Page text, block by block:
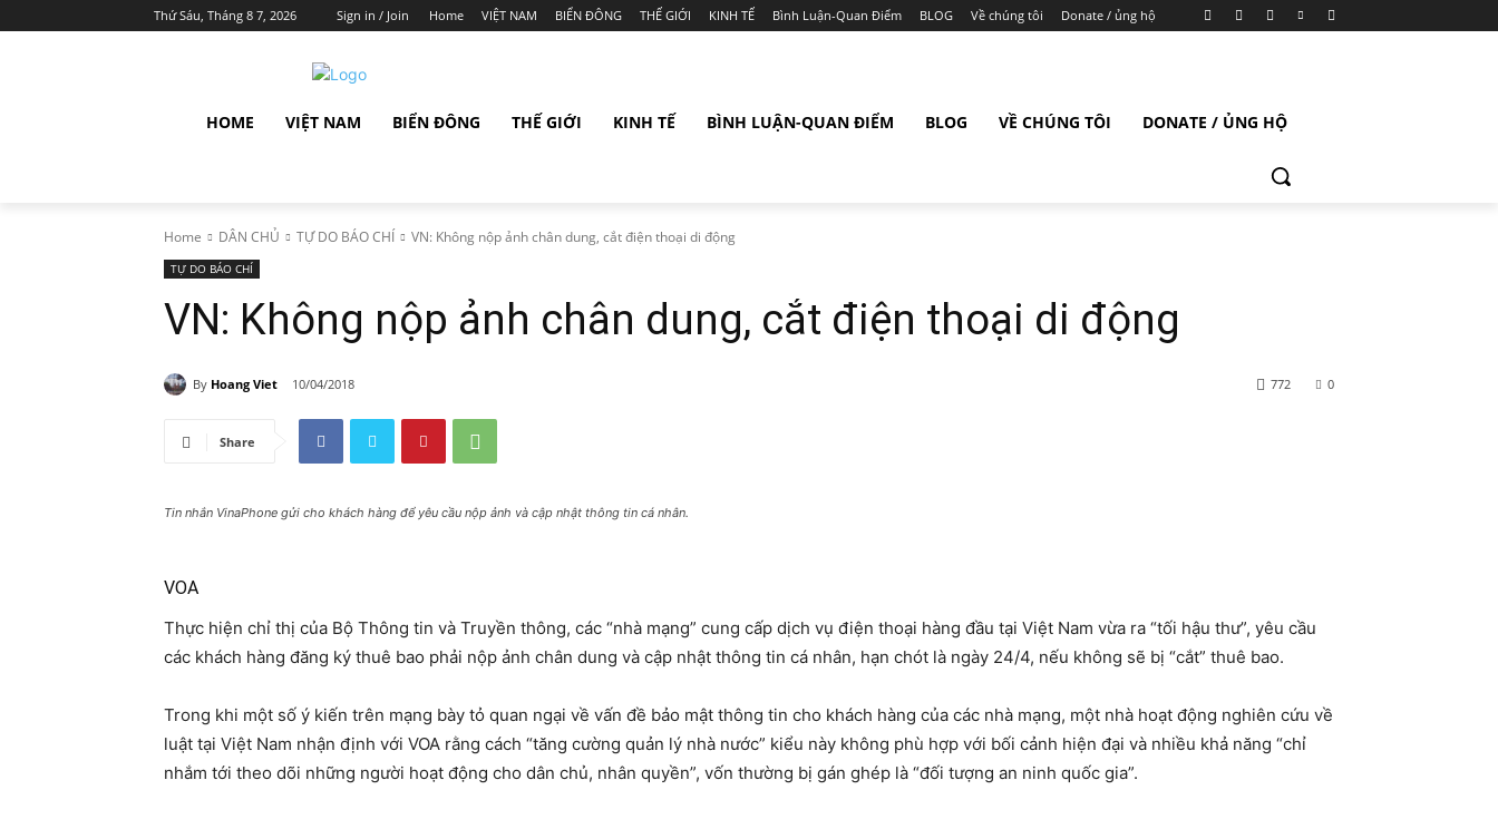
Thứ Sáu, Tháng 8 7, 2026 Sign in / Join Home VIỆT NAM BIỂN ĐÔNG THẾ GIỚI KINH TẾ Bình Luận-Quan Điểm BLOG Về chúng tôi Donate / ủng hộ
HOME VIỆT NAM BIỂN ĐÔNG THẾ GIỚI KINH TẾ BÌNH LUẬN-QUAN ĐIỂM BLOG VỀ CHÚNG TÔI DONATE / ỦNG HỘ
Home DÂN CHỦ TỰ DO BÁO CHÍ VN: Không nộp ảnh chân dung, cắt điện thoại di động
TỰ DO BÁO CHÍ
VN: Không nộp ảnh chân dung, cắt điện thoại di động
By Hoang Viet 10/04/2018 0
772
Share
Tin nhắn VinaPhone gửi cho khách hàng để yêu cầu nộp ảnh và cập nhật thông tin cá nhân.
VOA
Thực hiện chỉ thị của Bộ Thông tin và Truyền thông, các “nhà mạng” cung cấp dịch vụ điện thoại hàng đầu tại Việt Nam vừa ra “tối hậu thư”, yêu cầu
các khách hàng đăng ký thuê bao phải nộp ảnh chân dung và cập nhật thông tin cá nhân, hạn chót là ngày 24/4, nếu không sẽ bị “cắt” thuê bao.
Trong khi một số ý kiến trên mạng bày tỏ quan ngại về vấn đề bảo mật thông tin cho khách hàng của các nhà mạng, một nhà hoạt động nghiên cứu về
luật tại Việt Nam nhận định với VOA rằng cách “tăng cường quản lý nhà nước” kiểu này không phù hợp với bối cảnh hiện đại và nhiều khả năng “chỉ
nhắm tới theo dõi những người hoạt động cho dân chủ, nhân quyền”, vốn thường bị gán ghép là “đối tượng an ninh quốc gia”.